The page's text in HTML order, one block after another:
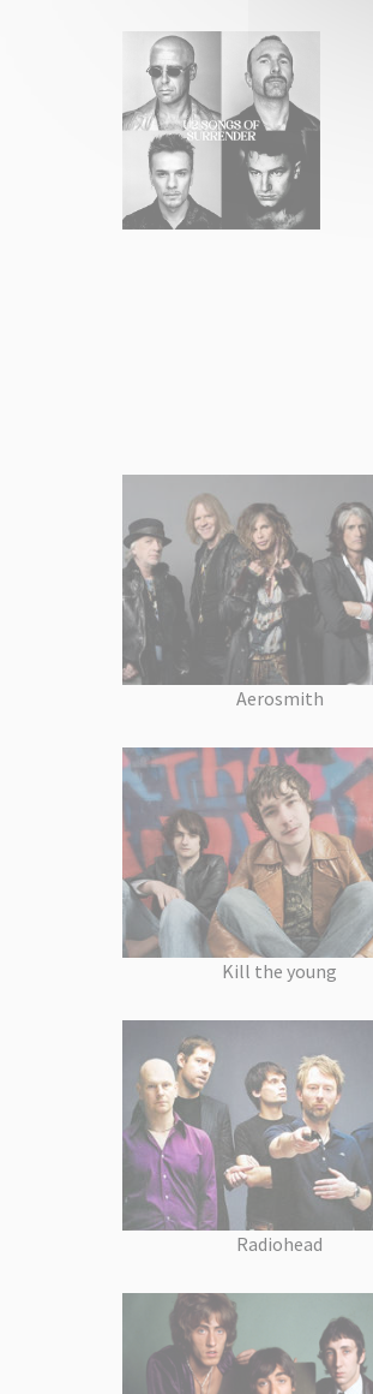
Aerosmith
Kill the young
Radiohead